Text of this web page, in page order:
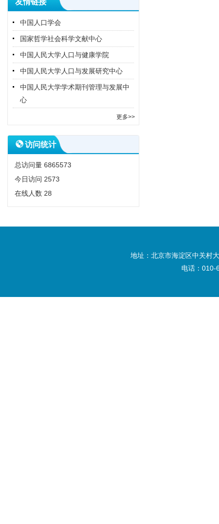
友情链接
中国人口学会
国家哲学社会科学文献中心
中国人民大学人口与健康学院
中国人民大学人口与发展研究中心
中国人民大学学术期刊管理与发展中
心
更多>>
访问统计
总访问量 6865573
今日访问 2573
在线人数 28
地址：北京市海淀区中关村
电话：